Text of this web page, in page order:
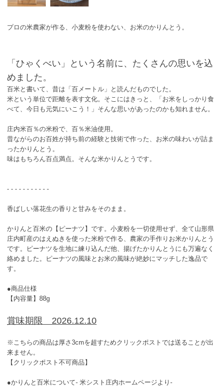
プロの米農家が作る、小麦粉を使わない、お米のかりんとう。
「ひゃくべい」という名前に、たくさんの思いを込
めました。
百米と書いて、昔は「百メートル」と読んだものでした。
米という単位で距離を表す文化。そこにはきっと、「お米をしっかり食
べて、今日も元気にいこう！」そんな思いがあったのかも知れません。
庄内米百％の米粉で、百％米油使用。
昔ながらのお百姓が持ち前の経験と技術で作った、お米の味わいが詰ま
ったかりんとう。
味はもちろん百点満点。そんな米かりんとうです。
- - - - - - - - - - -
香ばしい落花生の香りと甘みをそのまま。
かりんと百米の【ピーナツ】です。小麦粉を一切使用せず、全て山形県
庄内町産のはえぬきを使った米粉で作る、農家の手作りお米かりんとう
です。ピーナツを生地に練り込んだ他、揚げたかりんとうにも万遍なく
絡めました。ピーナツの風味とお米の風味が絶妙にマッチした逸品で
す。
●商品仕様
【内容量】88g
賞味期限 2026.12.10
※こちらの商品は厚さ3cmを超すためクリックポストでは送ることが出
来ません。
【クリックポスト不可商品】
●かりんと百米について- 米シスト庄内ホームページより-